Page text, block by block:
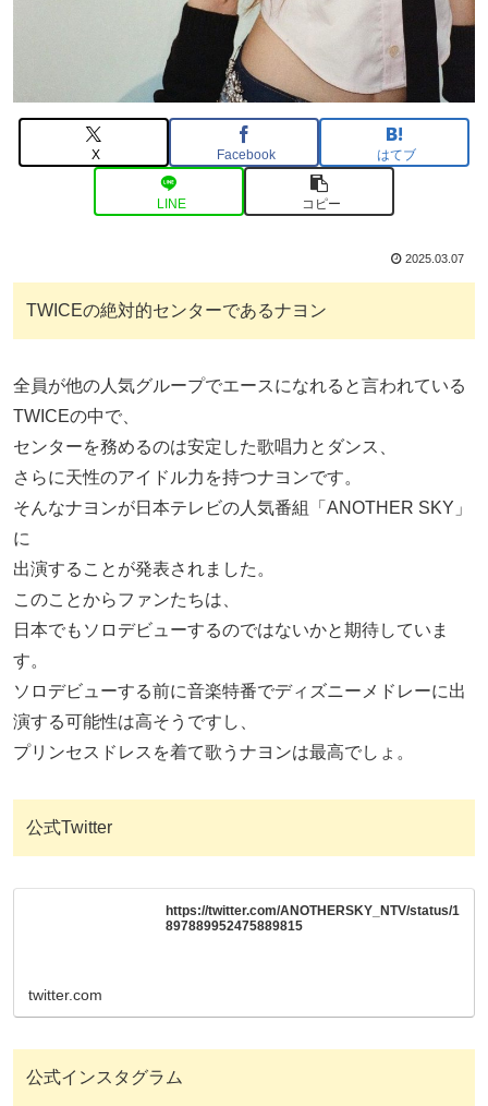
X Facebook はてブ
LINE コピー
2025.03.07
TWICEの絶対的センターであるナヨン
全員が他の人気グループでエースになれると言われている
TWICEの中で、
センターを務めるのは安定した歌唱力とダンス、
さらに天性のアイドル力を持つナヨンです。
そんなナヨンが日本テレビの人気番組「ANOTHER SKY」
に
出演することが発表されました。
このことからファンたちは、
日本でもソロデビューするのではないかと期待していま
す。
ソロデビューする前に音楽特番でディズニーメドレーに出
演する可能性は高そうですし、
プリンセスドレスを着て歌うナヨンは最高でしょ。
公式Twitter
https://twitter.com/ANOTHERSKY_NTV/status/1
897889952475889815
twitter.com
公式インスタグラム